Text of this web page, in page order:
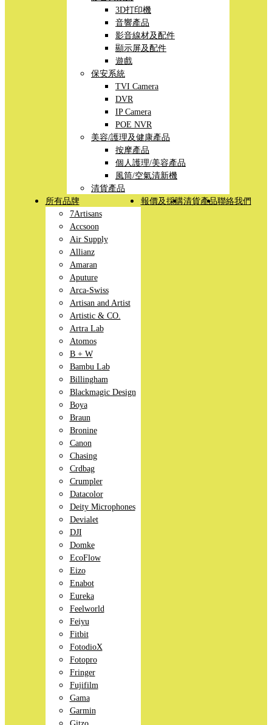
3D打印機
音響產品
影音線材及配件
顯示屏及配件
遊戲
保安系統
TVI Camera
DVR
IP Camera
POE NVR
美容/護理及健康產品
按摩產品
個人護理/美容產品
風筒/空氣清新機
清貨產品
所有品牌
7Artisans
Accsoon
Air Supply
Allianz
Amaran
Aputure
Arca-Swiss
Artisan and Artist
Artistic & CO.
Artra Lab
Atomos
B + W
Bambu Lab
Billingham
Blackmagic Design
Boya
Braun
Bronine
Canon
Chasing
Crdbag
Crumpler
Datacolor
Deity Microphones
Devialet
DJI
Domke
EcoFlow
Eizo
Enabot
Eureka
Feelworld
Feiyu
Fitbit
FotodioX
Fotopro
Fringer
Fujifilm
Gama
Garmin
報價及採購清貨產品聯絡我們